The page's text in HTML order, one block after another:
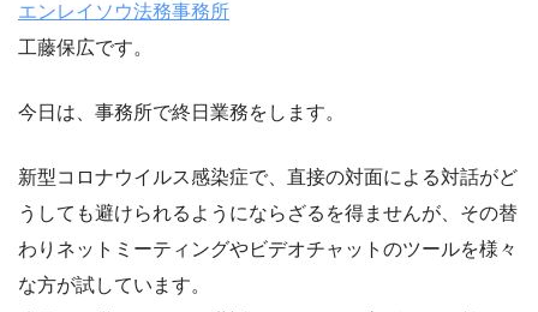
エンレイソウ法務事務所
工藤保広です。
今日は、事務所で終日業務をします。
新型コロナウイルス感染症で、直接の対面による対話がど
うしても避けられるようにならざるを得ませんが、その替
わりネットミーティングやビデオチャットのツールを様々
な方が試しています。